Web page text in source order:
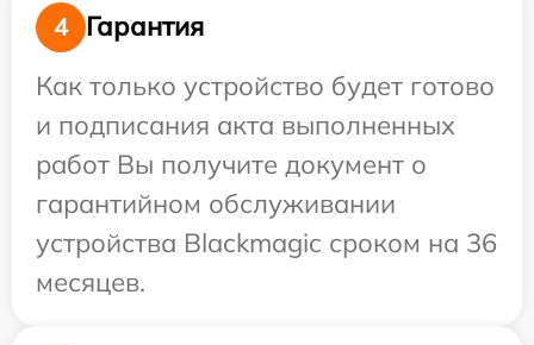
4
Гарантия
Как только устройство будет готово
и подписания акта выполненных
работ Вы получите документ о
гарантийном обслуживании
устройства Blackmagic сроком на 36
месяцев.